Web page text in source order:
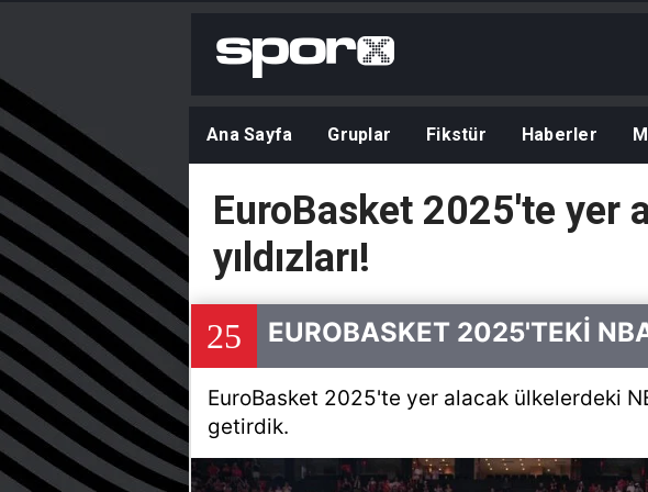
Ana Sayfa Gruplar Fikstür Haberler
EuroBasket 2025'te yer
yıldızları!
25 EUROBASKET 2025'TEKİ
EuroBasket 2025'te yer alacak ülkelerdeki
getirdik.